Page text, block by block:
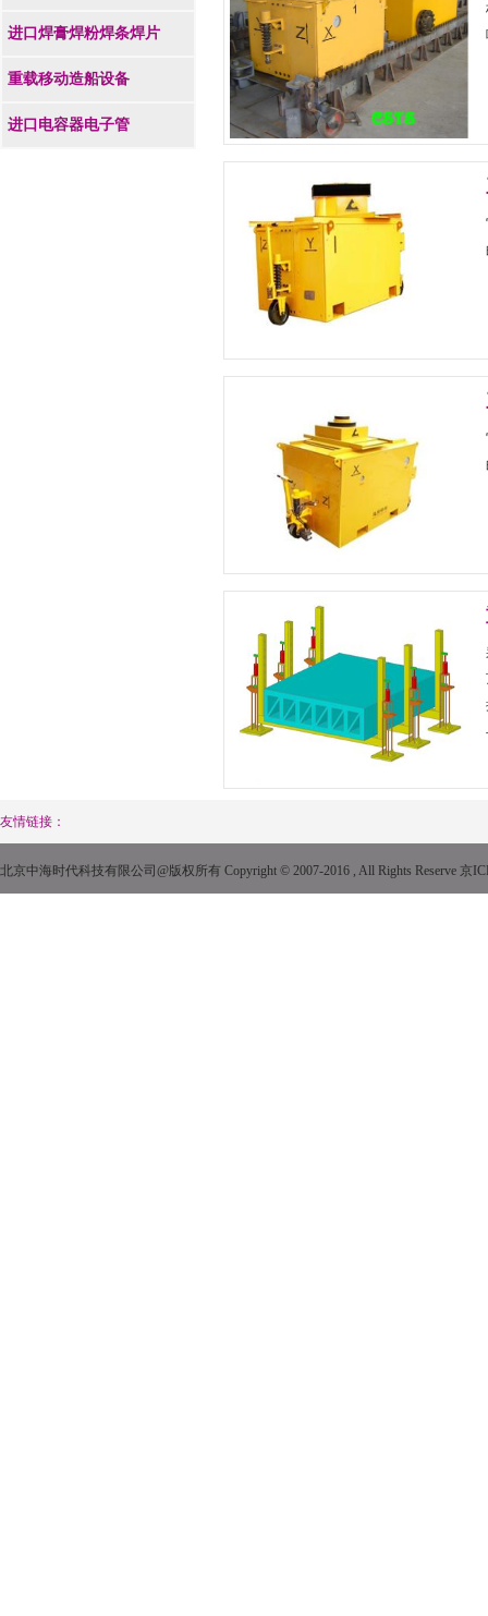
进口焊膏焊粉焊条焊片
重载移动造船设备
进口电容器电子管
友情链接：
北京中海时代科技有限公司@版权所有 Copyright © 2007-2016 , All Rights Reserve 京